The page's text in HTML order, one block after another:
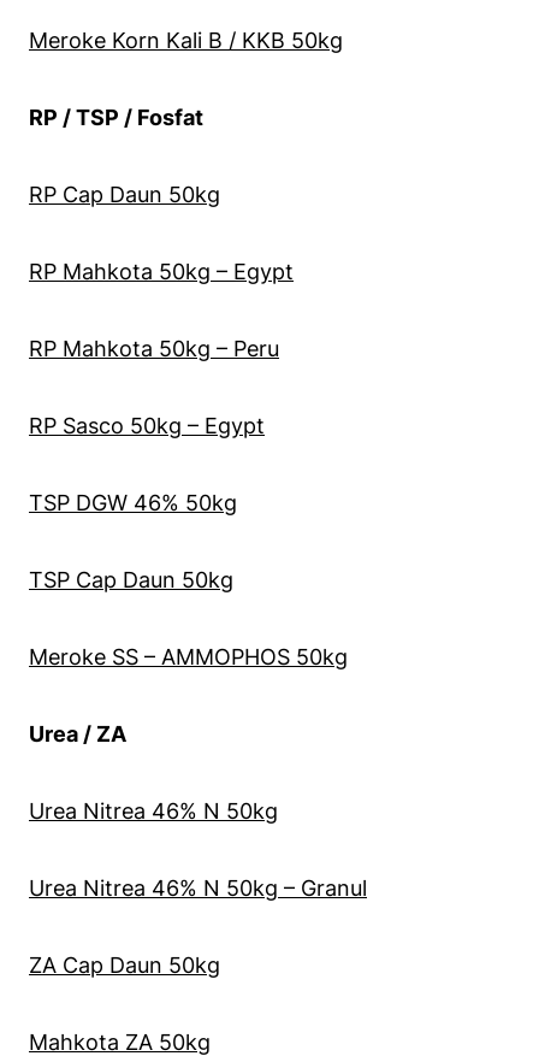
Meroke Korn Kali B / KKB 50kg
RP / TSP / Fosfat
RP Cap Daun 50kg
RP Mahkota 50kg – Egypt
RP Mahkota 50kg – Peru
RP Sasco 50kg – Egypt
TSP DGW 46% 50kg
TSP Cap Daun 50kg
Meroke SS – AMMOPHOS 50kg
Urea / ZA
Urea Nitrea 46% N 50kg
Urea Nitrea 46% N 50kg – Granul
ZA Cap Daun 50kg
Mahkota ZA 50kg